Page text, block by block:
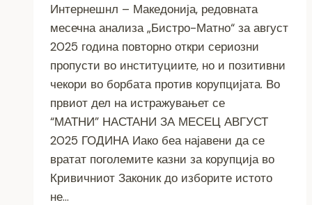
Интернешнл – Македонија, редовната
месечна анализа „Бистро-Матно“ за август
2025 година повторно откри сериозни
пропусти во институциите, но и позитивни
чекори во борбата против корупцијата. Во
првиот дел на истражувањет се
“МАТНИ” НАСТАНИ ЗА МЕСЕЦ АВГУСТ
2025 ГОДИНА Иако беа најавени да се
вратат поголемите казни за корупција во
Кривичниот Законик до изборите истото
не…